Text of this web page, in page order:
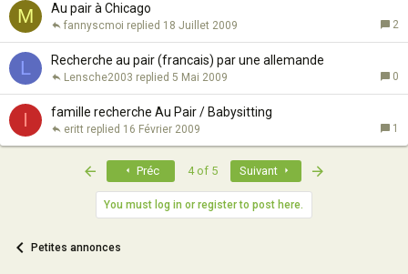
M Au pair à Chicago
2
18 Juillet 2009
fannyscmoi
L Recherche au pair (francais) par une allemande
0
5 Mai 2009
Lensche2003
I famille recherche Au Pair / Babysitting
1
16 Février 2009
eritt
Préc 4 of 5 Suivant
You must log in or register to post here.
Petites annonces